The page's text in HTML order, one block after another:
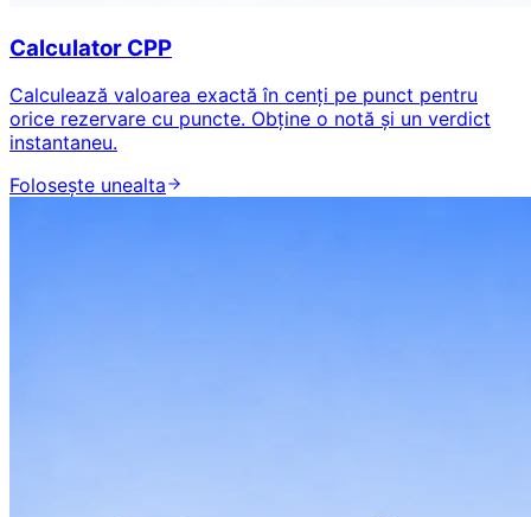
Calculator CPP
Calculează valoarea exactă în cenți pe punct pentru
orice rezervare cu puncte. Obține o notă și un verdict
instantaneu.
Folosește unealta